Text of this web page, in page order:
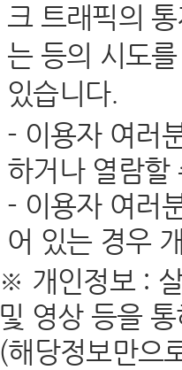
크 트래픽의
는 등의 시도
있습니다.
- 이용자 여러
하거나 열람할
- 이용자 여러
어 있는 경우
※ 개인정보 :
및 영상 등을
(해당정보만으